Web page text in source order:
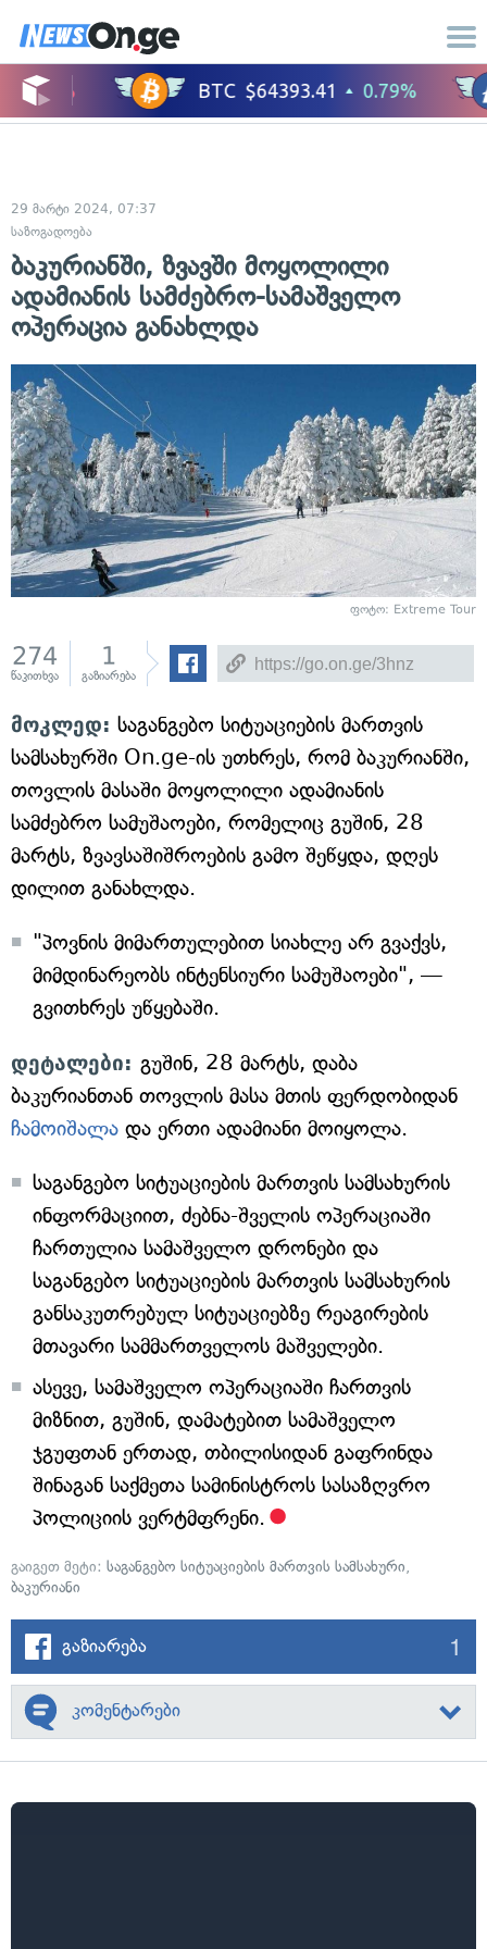
29 მარტი 2024, 07:37
საზოგადოება
ბაკურიანში, ზვავში მოყოლილი
ადამიანის სამძებრო-სამაშველო
ოპერაცია განახლდა
ფოტო: Extreme Tour
274
წაკითხვა
1
გაზიარება
მოკლედ: საგანგებო სიტუაციების მართვის
სამსახურში On.ge-ის უთხრეს, რომ ბაკურიანში,
თოვლის მასაში მოყოლილი ადამიანის
სამძებრო სამუშაოები, რომელიც გუშინ, 28
მარტს, ზვავსაშიშროების გამო შეწყდა, დღეს
დილით განახლდა.
"პოვნის მიმართულებით სიახლე არ გვაქვს,
მიმდინარეობს ინტენსიური სამუშაოები", —
გვითხრეს უწყებაში.
დეტალები: გუშინ, 28 მარტს, დაბა
ბაკურიანთან თოვლის მასა მთის ფერდობიდან
ჩამოიშალა და ერთი ადამიანი მოიყოლა.
საგანგებო სიტუაციების მართვის სამსახურის
ინფორმაციით, ძებნა-შველის ოპერაციაში
ჩართულია სამაშველო დრონები და
საგანგებო სიტუაციების მართვის სამსახურის
განსაკუთრებულ სიტუაციებზე რეაგირების
მთავარი სამმართველოს მაშველები.
ასევე, სამაშველო ოპერაციაში ჩართვის
მიზნით, გუშინ, დამატებით სამაშველო
ჯგუფთან ერთად, თბილისიდან გაფრინდა
შინაგან საქმეთა სამინისტროს სასაზღვრო
პოლიციის ვერტმფრენი.
გაიგეთ მეტი: საგანგებო სიტუაციების მართვის სამსახური,
ბაკურიანი
გაზიარება 1
კომენტარები